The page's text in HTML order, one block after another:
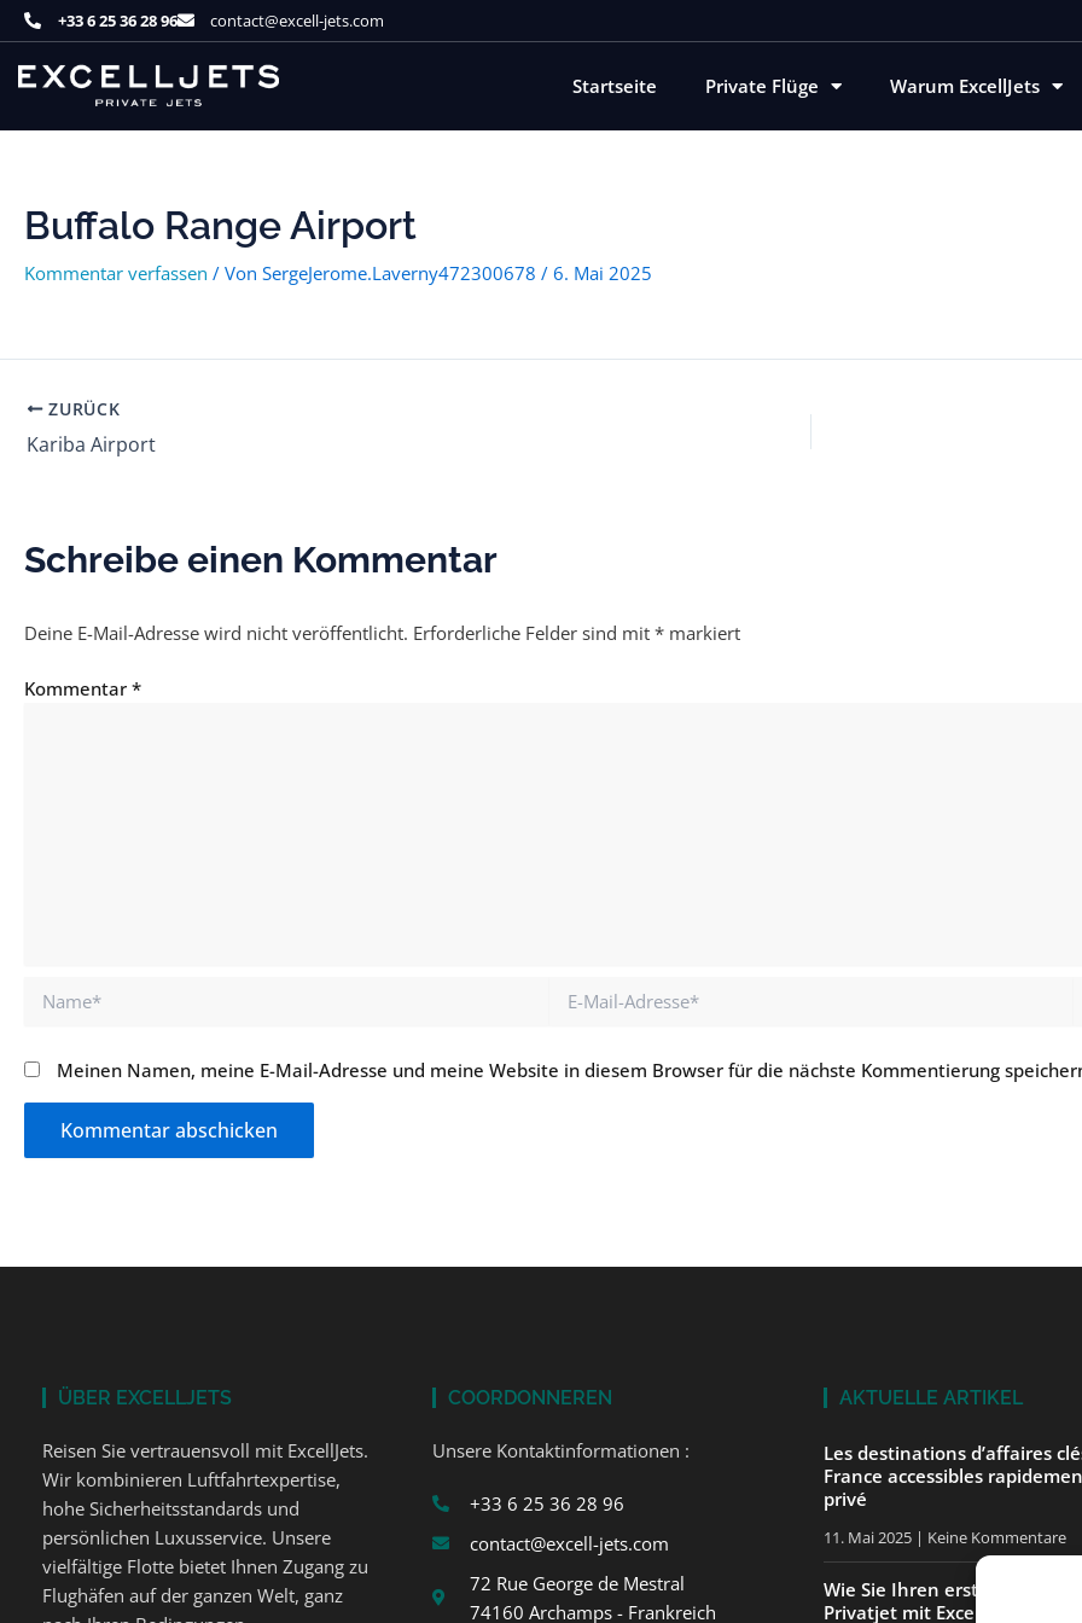
Zum
Inhalt
springen
+33 6 25 36 28 96 contact@excell-jets.com
Startseite Private Flüge Warum ExcellJets
Buffalo Range Airport
Kommentar verfassen / Von SergeJerome.Laverny472300678 / 6. Mai 2025
ZURÜCK
Kariba Airport
Schreibe einen Kommentar
Deine E-Mail-Adresse wird nicht veröffentlicht. Erforderliche Felder sind mit * markiert
Kommentar *
Name*
Meinen Namen, meine E-Mail-Adresse und meine Website in diesem Browser für die nächste Kommentierung
ÜBER EXCELLJETS
Reisen Sie vertrauensvoll mit ExcellJets.
Wir kombinieren Luftfahrtexpertise,
hohe Sicherheitsstandards und
persönlichen Luxusservice. Unsere
vielfältige Flotte bietet Ihnen Zugang zu
Flughäfen auf der ganzen Welt, ganz
COORDONNEREN
Unsere Kontaktinformationen :
+33 6 25 36 28 96
contact@excell-jets.com
72 Rue George de Mestral
74160 Archamps - Frankreich
AKTUELLE ARTIKEL
Les destinations d’affaires
France accessibles
privé
11. Mai 2025 Keine Kommentare
Wie Sie Ihren ersten Flug in
Privatjet mit ExcellJets gut